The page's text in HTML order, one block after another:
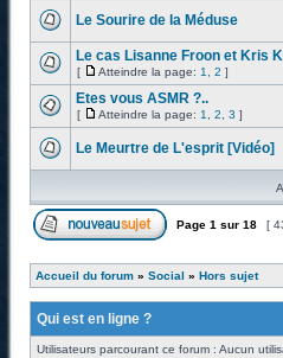
Le Sourire de la Méduse
Le cas Lisanne Froon et Kris
[ Atteindre la page: 1 2 ]
Etes vous ASMR ?..
[ Atteindre la page: 1 2 3 ]
Le Meurtre de L'esprit [Vidéo]
Page 1 sur 18 [
Accueil du forum » Social » Hors sujet
Qui est en ligne ?
Utilisateurs parcourant ce forum : Aucun